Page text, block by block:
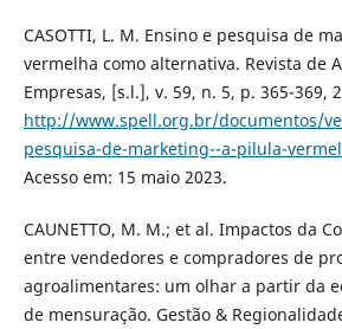
CASOTTI, L. M. Ensino e pesquisa de
vermelha como alternativa. Revista de
Empresas, [s.l.], v. 59, n. 5, p. 365-369,
http://www.spell.org.br/documentos/
pesquisa-de-marketing--a-pilula-
Acesso em: 15 maio 2023.
CAUNETTO, M. M.; et al. Impactos da
entre vendedores e compradores de
agroalimentares: um olhar a partir da
de mensuração. Gestão &